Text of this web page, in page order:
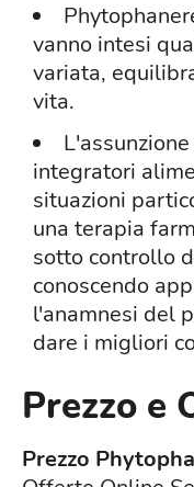
vanno intesi
variata,
vita.
integratori
situazioni
una terapia
sotto controllo
conoscendo
l'anamnesi del
dare i migliori
Prezzo e
Prezzo